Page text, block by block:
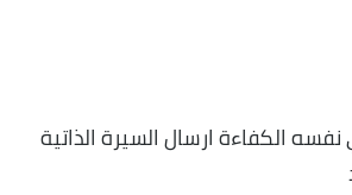
الكفاءة ارسال السيرة الذاتية